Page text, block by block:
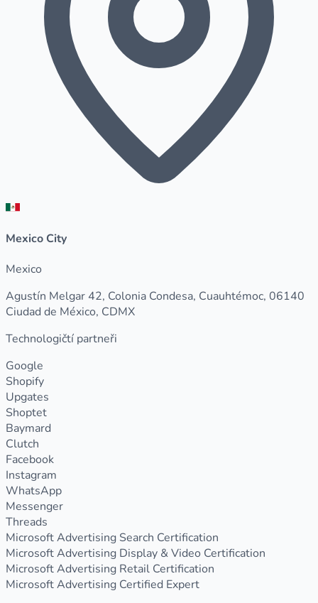
Mexico City
Mexico
Agustín Melgar 42, Colonia Condesa, Cuauhtémoc, 06140
Ciudad de México, CDMX
Technologičtí partneři
Google
Shopify
Upgates
Shoptet
Baymard
Clutch
Facebook
Instagram
WhatsApp
Messenger
Threads
Microsoft Advertising Search Certification
Microsoft Advertising Display & Video Certification
Microsoft Advertising Retail Certification
Microsoft Advertising Certified Expert